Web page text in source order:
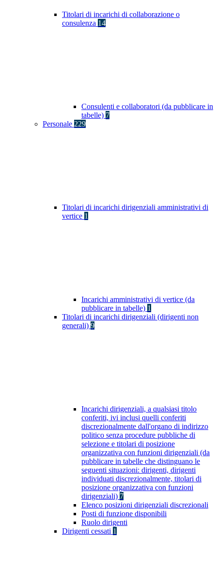
Titolari di incarichi di collaborazione o
consulenza 14
Consulenti e collaboratori (da pubblicare in
tabelle) 7
Personale 229
Titolari di incarichi dirigenziali amministrativi di
vertice 1
Incarichi amministrativi di vertice (da
pubblicare in tabelle) 1
Titolari di incarichi dirigenziali (dirigenti non
generali) 9
Incarichi dirigenziali, a qualsiasi titolo
conferiti, ivi inclusi quelli conferiti
discrezionalmente dall'organo di indirizzo
politico senza procedure pubbliche di
selezione e titolari di posizione
organizzativa con funzioni dirigenziali (da
pubblicare in tabelle che distinguano le
seguenti situazioni: dirigenti, dirigenti
individuati discrezionalmente, titolari di
posizione organizzativa con funzioni
dirigenziali) 7
Elenco posizioni dirigenziali discrezionali
Posti di funzione disponibili
Ruolo dirigenti
Dirigenti cessati 1